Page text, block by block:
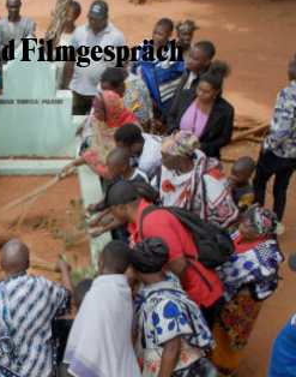
Filmgespräch